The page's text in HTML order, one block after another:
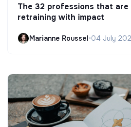
The 32 professions that
retraining with impact
Marianne Roussel•04 July